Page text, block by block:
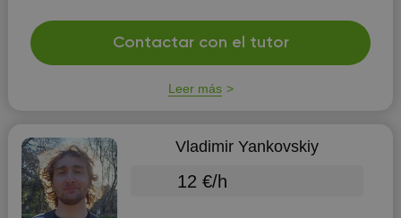
necesidades de cada estudiante. Utilizo métodos
dinámicos, ejercicios prácticos y ejemplos claros para
asegurar la comprensión real de los temas. Busco crear
un ambiente motivador, cercano y orientado a
Contactar con el tutor
Leer más
Vladimir Yankovskiy
12 €/h